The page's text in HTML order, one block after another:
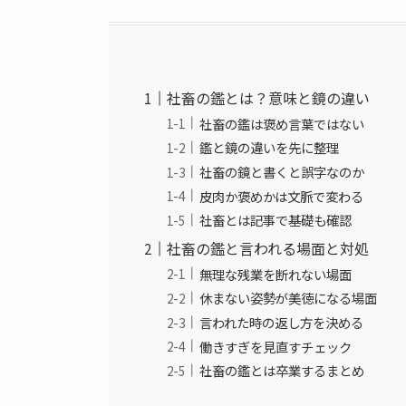
社畜の鑑とは？意味と鏡の違い
社畜の鑑は褒め言葉ではない
鑑と鏡の違いを先に整理
社畜の鏡と書くと誤字なのか
皮肉か褒めかは文脈で変わる
社畜とは記事で基礎も確認
社畜の鑑と言われる場面と対処
無理な残業を断れない場面
休まない姿勢が美徳になる場面
言われた時の返し方を決める
働きすぎを見直すチェック
社畜の鑑とは卒業するまとめ